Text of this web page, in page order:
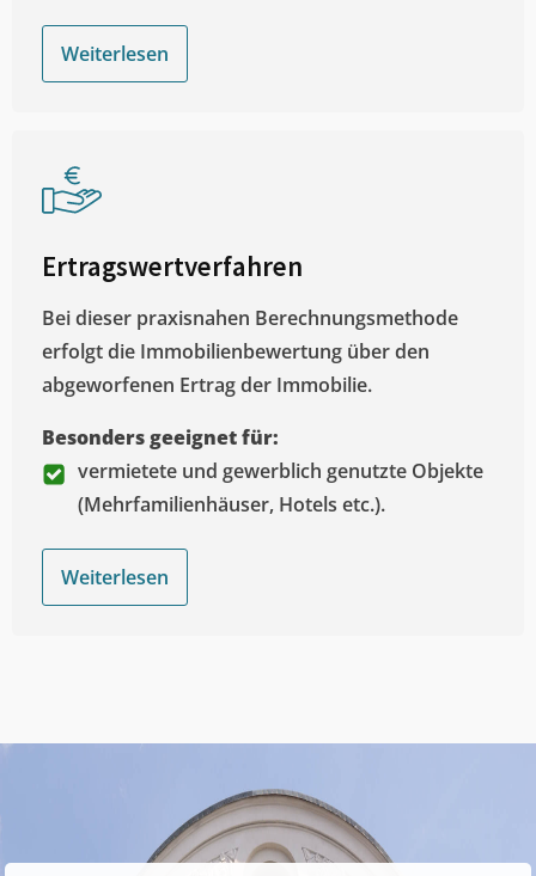
Weiterlesen
Ertragswertverfahren
Bei dieser praxisnahen Berechnungsmethode
erfolgt die Immobilienbewertung über den
abgeworfenen Ertrag der Immobilie.
Besonders geeignet für:
vermietete und gewerblich genutzte Objekte
(Mehrfamilienhäuser, Hotels etc.).
Weiterlesen